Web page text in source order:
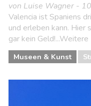
von Luise Wagner -
Valencia ist Spaniens
und erleben kann. Hier
gar kein
Museen & Kunst